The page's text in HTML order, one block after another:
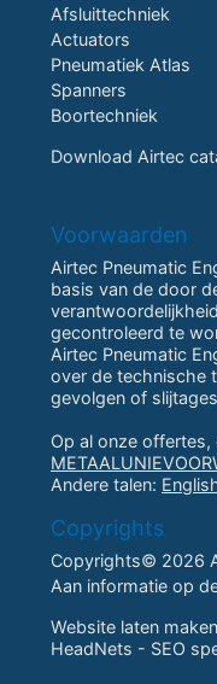
Afsluittechniek
Actuators
Pneumatiek Atlas
Spanners
Boortechniek
Download Airtec
Voorwaarden
Airtec Pneumatic
basis van de door
gecontroleerd te
Airtec Pneumatic
over de technische
gevolgen of
Op al onze
Andere talen:
Copyrights
Copyrights© 2026
Aan informatie op
Website laten maken
HeadNets - SEO